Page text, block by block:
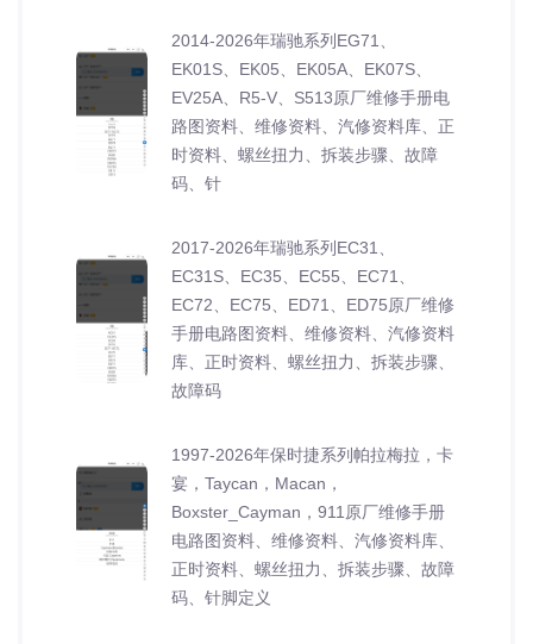
2014-2026年瑞驰系列EG71、
EK01S、EK05、EK05A、EK07S、
EV25A、R5-V、S513原厂维修手册电
路图资料、维修资料、汽修资料库、正
时资料、螺丝扭力、拆装步骤、故障
码、针
2017-2026年瑞驰系列EC31、
EC31S、EC35、EC55、EC71、
EC72、EC75、ED71、ED75原厂维修
手册电路图资料、维修资料、汽修资料
库、正时资料、螺丝扭力、拆装步骤、
故障码
1997-2026年保时捷系列帕拉梅拉，卡
宴，Taycan，Macan，
Boxster_Cayman，911原厂维修手册
电路图资料、维修资料、汽修资料库、
正时资料、螺丝扭力、拆装步骤、故障
码、针脚定义